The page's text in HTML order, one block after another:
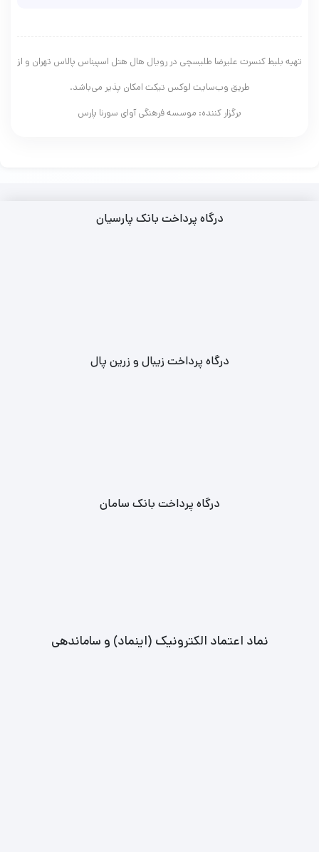
تهیه بلیط کنسرت علیرضا طلیسچی در رويال هال هتل اسپیناس پالاس تهران و از
طریق وب‌سایت لوکس تیکت امکان پذیر می‌باشد.
برگزار کننده: موسسه فرهنگی آوای سورنا پارس
درگاه پرداخت بانک پارسیان
درگاه پرداخت زیبال و زرین پال
درگاه پرداخت بانک سامان
نماد اعتماد الکترونیک (اینماد) و ساماندهی